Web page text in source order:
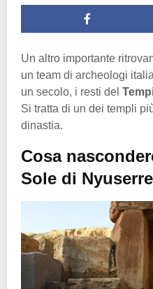
Un altro importante
un team di archeologi
un secolo, i resti del
Si tratta di un dei templi
dinastia.
Cosa
Sole di